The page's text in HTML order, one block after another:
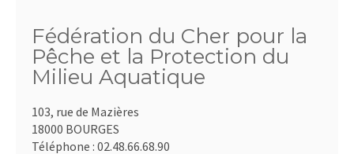
Fédération du Cher pour la
Pêche et la Protection du
Milieu Aquatique
103, rue de Mazières
18000 BOURGES
Téléphone : 02.48.66.68.90